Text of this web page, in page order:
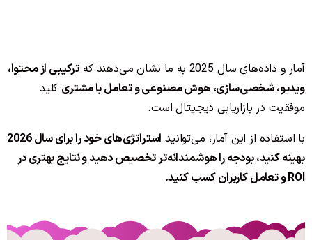
آمار و داده‌های سال 2025 به ما نشان می‌دهند که
ترکیبی از محتوا،
ویدیو، شخصی‌سازی، هوش مصنوعی و تعامل با مشتری کلید
موفقیت در بازاریابی دیجیتال است.
با استفاده از این آمار، می‌توانید
استراتژی‌های خود را برای سال 2026
بهینه کنید، بودجه را هوشمندانه‌تر تخصیص دهید و نتایج بهتری در
ROI و تعامل کاربران کسب کنید.